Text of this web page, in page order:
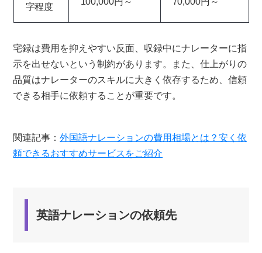
字程度
宅録は費用を抑えやすい反面、収録中にナレーターに指
示を出せないという制約があります。また、仕上がりの
品質はナレーターのスキルに大きく依存するため、信頼
できる相手に依頼することが重要です。
関連記事：外国語ナレーションの費用相場とは？安く依
頼できるおすすめサービスをご紹介
英語ナレーションの依頼先